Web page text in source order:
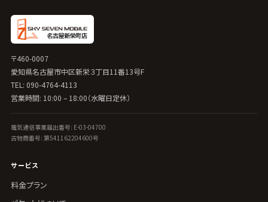
〒460-0007
愛知県名古屋市中区新栄３丁目11番13号F
TEL: 090-4764-4113
営業時間: 10:00 – 18:00（水曜日定休）
電気通信事業届出番号: E-03-04700
古物商番号: 第541162204600号
サービス
料金プラン